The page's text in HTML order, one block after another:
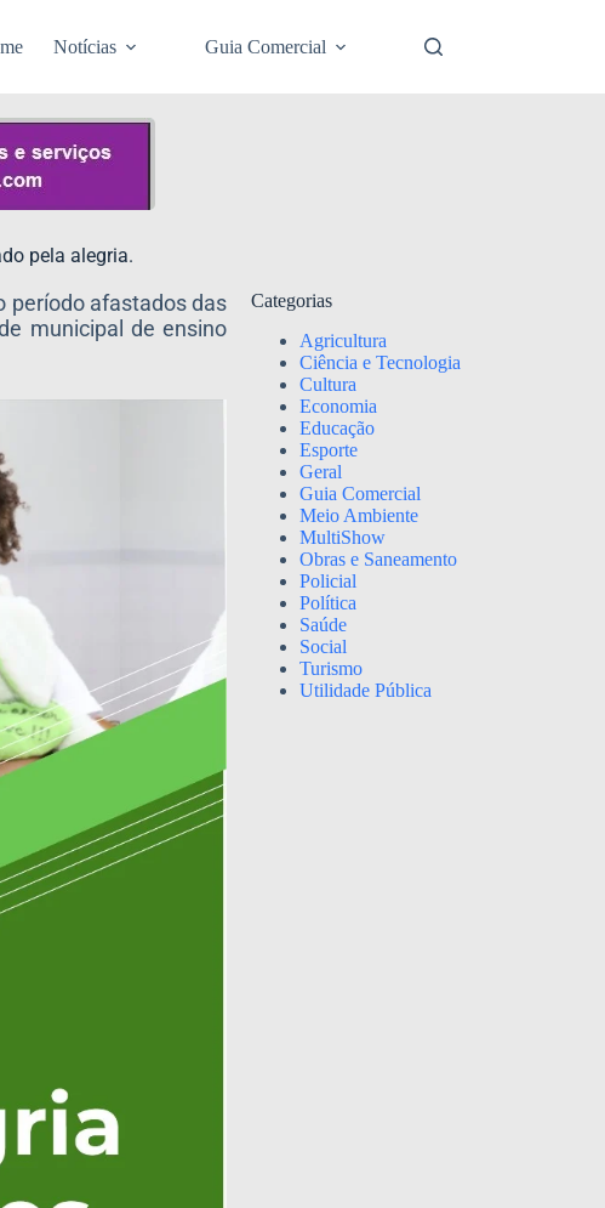
Notícias Guia Comercial
pela alegria.
período afastados das
municipal de ensino
Categorias
Agricultura
Ciência e Tecnologia
Cultura
Economia
Educação
Esporte
Geral
Guia Comercial
Meio Ambiente
MultiShow
Obras e Saneamento
Policial
Política
Saúde
Social
Turismo
Utilidade Pública